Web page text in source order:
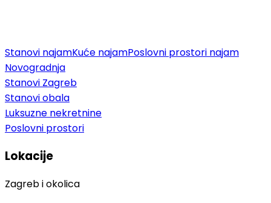
Stanovi najamKuće najamPoslovni prostori najam
Novogradnja
Stanovi Zagreb
Stanovi obala
Luksuzne nekretnine
Poslovni prostori
Lokacije
Zagreb i okolica